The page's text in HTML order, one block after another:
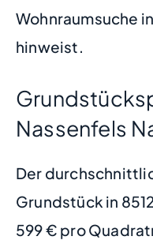
Wohnraumsuche
hinweist.
Nassenfels
Der
Grundstück in
599 € pro